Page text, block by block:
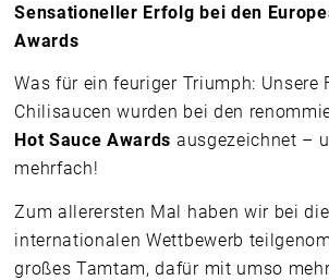
Sensationeller Erfolg bei den
Awards
Was für ein feuriger Triumph: Unsere
Chilisaucen wurden bei den
Hot Sauce Awards ausgezeichnet –
mehrfach!
Zum allerersten Mal haben wir bei
internationalen Wettbewerb
großes Tamtam, dafür mit umso